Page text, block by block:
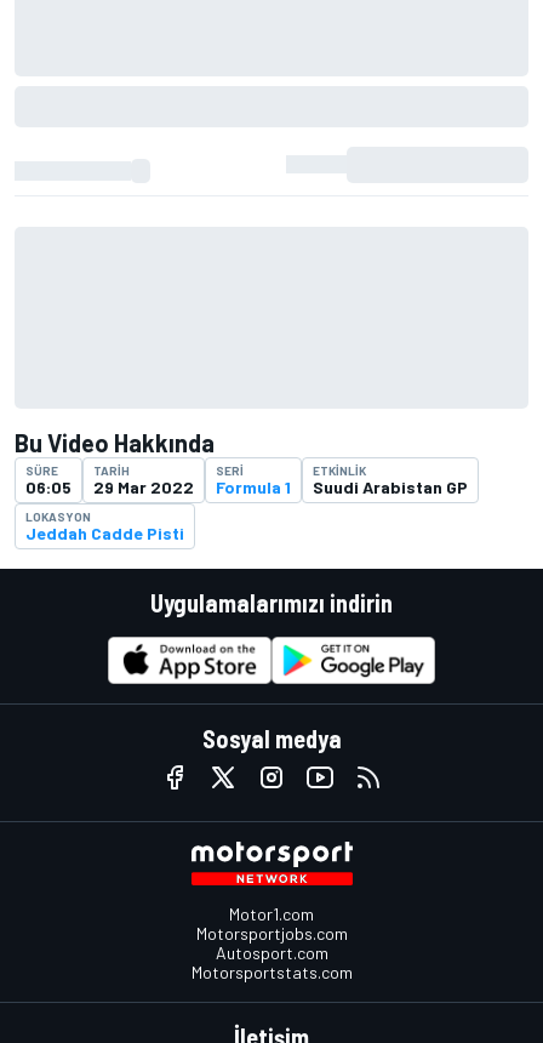
Bu Video Hakkında
SÜRE
06:05
TARIH
29 Mar 2022
SERI
Formula 1
ETKINLIK
Suudi Arabistan GP
LOKASYON
Jeddah Cadde Pisti
Uygulamalarımızı indirin
Sosyal medya
Motor1.com
Motorsportjobs.com
Autosport.com
Motorsportstats.com
İletişim